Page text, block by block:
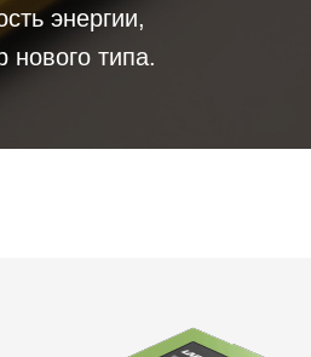
энергии,
нового типа.